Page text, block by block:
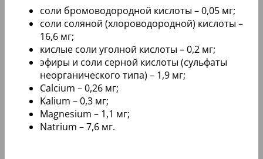
соли бромоводородной кислоты – 0,05 мг;
соли соляной (хлороводородной) кислоты –
16,6 мг;
кислые соли уголной кислоты – 0,2 мг;
эфиры и соли серной кислоты (сульфаты
неорганического типа) – 1,9 мг;
Calcium – 0,26 мг;
Kalium – 0,3 мг;
Magnesium – 1,1 мг;
Natrium – 7,6 мг.